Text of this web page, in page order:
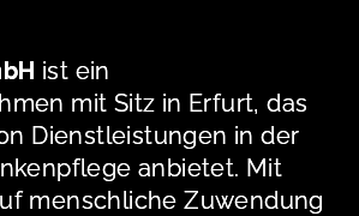
ist ein
mit Sitz in Erfurt, das
Dienstleistungen in der
anbietet. Mit
menschliche Zuwendung